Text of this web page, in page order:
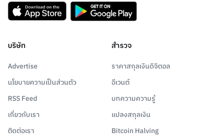
บริษัท
Advertise
นโยบายความเป็นส่วนตัว
RSS Feed
เกี่ยวกับเรา
ติดต่อเรา
สำรวจ
ราคาสกุลเงินดิจิตอล
อีเวนต์
บทความความรู้
แปลงสกุลเงิน
Bitcoin Halving